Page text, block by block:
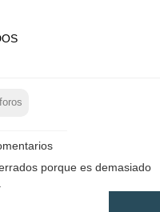
porque es demasiado